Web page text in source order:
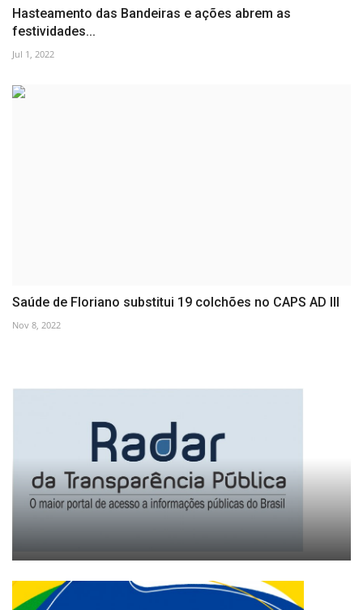
Hasteamento das Bandeiras e ações abrem as
festividades...
Jul 1, 2022
Saúde de Floriano substitui 19 colchões no CAPS AD III
Nov 8, 2022